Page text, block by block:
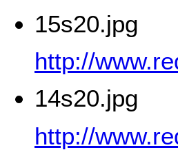
15s20.jpg
http://
14s20.jpg
http://